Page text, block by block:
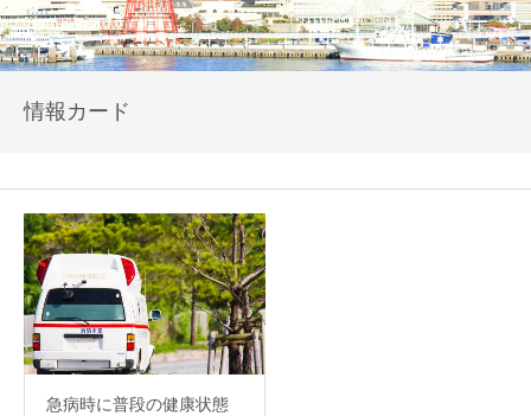
情報カード
急病時に普段の健康状態
事業保険